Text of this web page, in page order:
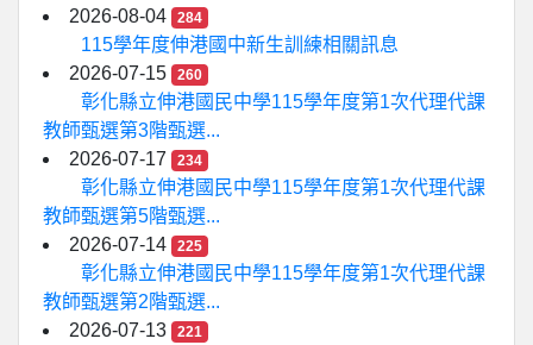
2026-08-04
284
115學年度伸港國中新生訓練相關訊息
2026-07-15
260
彰化縣立伸港國民中學115學年度第1次代理代課
教師甄選第3階甄選...
2026-07-17
234
彰化縣立伸港國民中學115學年度第1次代理代課
教師甄選第5階甄選...
2026-07-14
225
彰化縣立伸港國民中學115學年度第1次代理代課
教師甄選第2階甄選...
2026-07-13
221